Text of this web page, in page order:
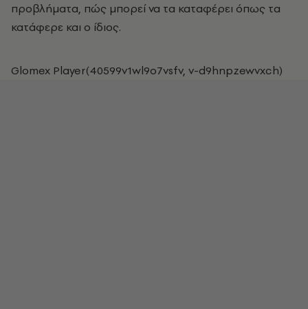
προβλήματα, πώς μπορεί να τα καταφέρει όπως τα
κατάφερε και ο ίδιος.
Glomex Player(40599v1wl9o7vsfv, v-d9hnpzewvxch)